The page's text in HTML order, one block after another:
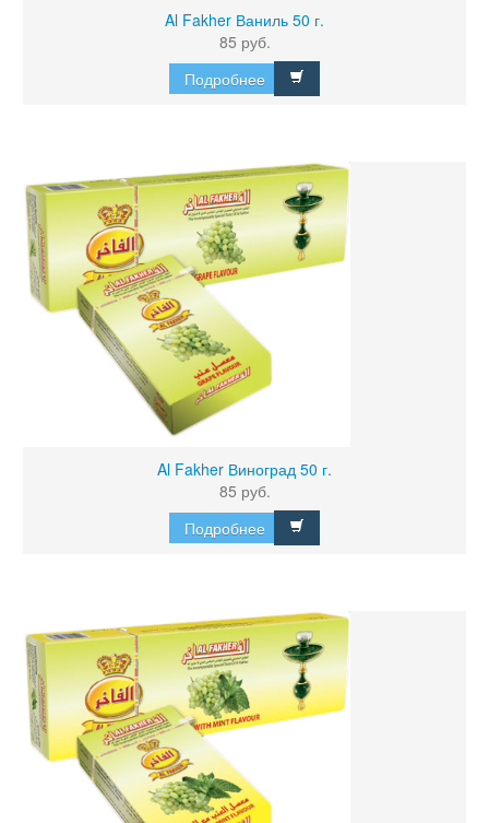
Al Fakher Ваниль 50 г.
85 руб.
Подробнее
Al Fakher Виноград 50 г.
85 руб.
Подробнее